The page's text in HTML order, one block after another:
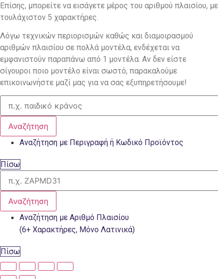
Επίσης, μπορείτε να εισάγετε μέρος του αριθμού πλαισίου, με
τουλάχιστον 5 χαρακτήρες.
Λόγω τεχνικών περιορισμών καθώς και διαμοιρασμού
αριθμών πλαισίου σε πολλά μοντέλα, ενδέχεται να
εμφανιστούν παραπάνω από 1 μοντέλα. Αν δεν είστε
σίγουροι ποιο μοντέλο είναι σωστό, παρακαλούμε
επικοινωνήστε μαζί μας για να σας εξυπηρετήσουμε!
Αναζήτηση
Αναζήτηση με Περιγραφή ή Κωδικό Προϊόντος
Πίσω
Αναζήτηση
Αναζήτηση με Αριθμό Πλαισίου
(6+ Χαρακτήρες, Μόνο Λατινικά)
Πίσω